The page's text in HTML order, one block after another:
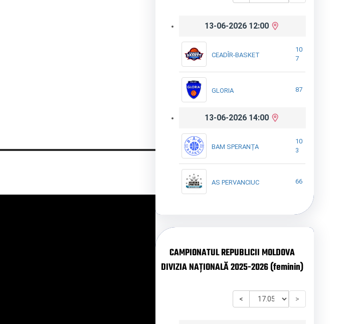
13-06-2026 12:00
CEADÎR-BASKET
10
7
GLORIA 87
13-06-2026 14:00
BAM SPERANȚA
10
3
AS PERVANCIUC 66
CAMPIONATUL REPUBLICII MOLDOVA
DIVIZIA NAȚIONALĂ 2025-2026 (feminin)
< >